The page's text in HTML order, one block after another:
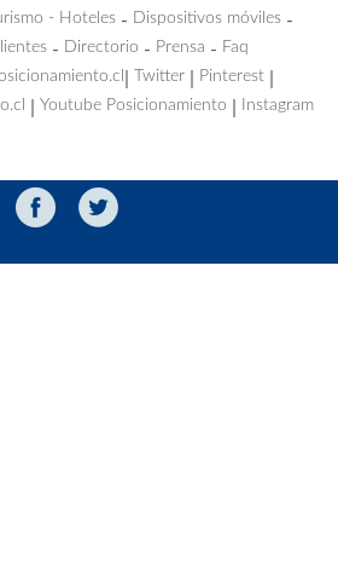
- Hoteles - Dispositivos móviles -
- Directorio - Prensa - Faq
Twitter Pinterest
Youtube Posicionamiento Instagram